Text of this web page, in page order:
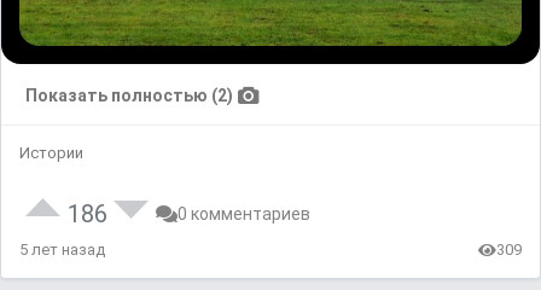
Показать полностью (2)
Истории
186 0 комментариев
5 лет назад 309